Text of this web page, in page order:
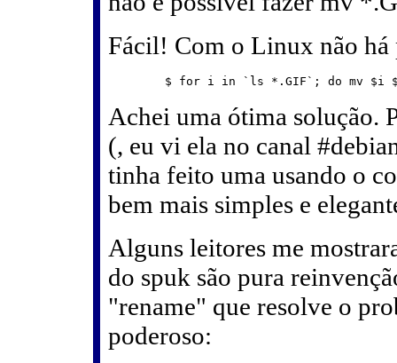
Fácil! Com o Linux não há
Achei uma ótima solução.
(, eu vi ela no canal
tinha feito uma usando o
bem mais simples e
Alguns leitores me
do spuk são pura
"rename" que resolve o
poderoso: